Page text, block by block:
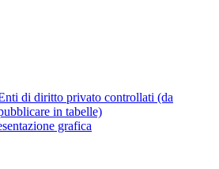
di diritto privato controllati (da
in tabelle)
grafica